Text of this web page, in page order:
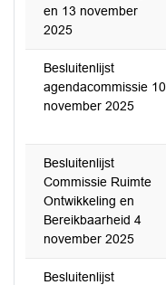
en 13 november
2025
Besluitenlijst
agendacommissie 10
november 2025
Besluitenlijst
Commissie Ruimte
Ontwikkeling en
Bereikbaarheid 4
november 2025
Besluitenlijst